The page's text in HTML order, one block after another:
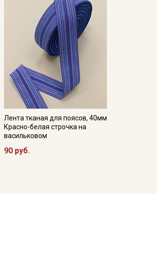
Лента тканая для поясов, 40мм
Красно-белая строчка на
васильковом
90 руб.